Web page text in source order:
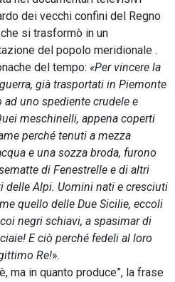
dei vecchi confini del Regno
si trasformò in un
del popolo meridionale .
del tempo: «Per vincere la
già trasportati in Piemonte
uno spediente crudele e
meschinelli, appena coperti
perché tenuti a mezza
e una sozza broda, furono
di Fenestrelle e di altri
Alpi. Uomini nati e cresciuti
quello delle Due Sicilie, eccoli
negri schiavi, a spasimar di
E ciò perché fedeli al loro
Re!».
ma in quanto produce”, la frase